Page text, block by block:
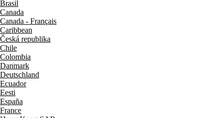
Brasil
Canada
Canada - Français
Caribbean
Česká republika
Chile
Colombia
Danmark
Deutschland
Ecuador
Eesti
España
France